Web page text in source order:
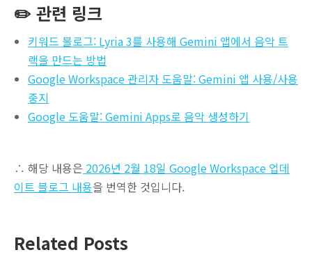
✏️ 관련 링크
키워드 블로그: Lyria 3를 사용해 Gemini 앱에서 음악 트
랙을 만드는 방법
Google Workspace 관리자 도움말: Gemini 앱 사용/사용
중지
Google 도움말: Gemini Apps로 음악 생성하기
∴ 해당 내용은 2026년 2월 18일 Google Workspace 업데
이트 블로그 내용을 번역한 것입니다.
Related Posts